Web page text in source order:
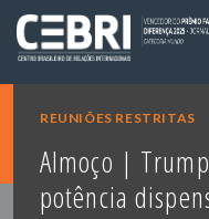
REUNIÕES RESTRITAS
Almoço |
potência